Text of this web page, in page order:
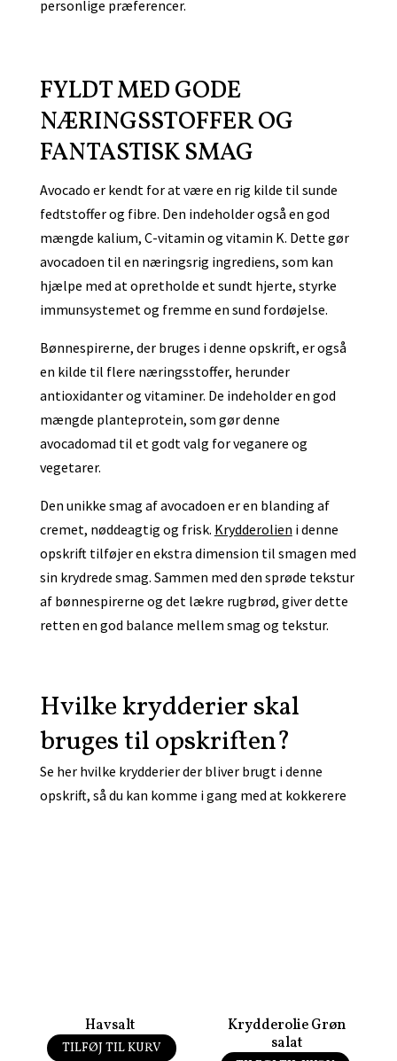
personlige præferencer.
FYLDT MED GODE
NÆRINGSSTOFFER OG
FANTASTISK SMAG
Avocado er kendt for at være en rig kilde til sunde
fedtstoffer og fibre. Den indeholder også en god
mængde kalium, C-vitamin og vitamin K. Dette gør
avocadoen til en næringsrig ingrediens, som kan
hjælpe med at opretholde et sundt hjerte, styrke
immunsystemet og fremme en sund fordøjelse.
Bønnespirerne, der bruges i denne opskrift, er også
en kilde til flere næringsstoffer, herunder
antioxidanter og vitaminer. De indeholder en god
mængde planteprotein, som gør denne
avocadomad til et godt valg for veganere og
vegetarer.
Den unikke smag af avocadoen er en blanding af
cremet, nøddeagtig og frisk. Krydderolien i denne
opskrift tilføjer en ekstra dimension til smagen med
sin krydrede smag. Sammen med den sprøde tekstur
af bønnespirerne og det lækre rugbrød, giver dette
retten en god balance mellem smag og tekstur.
Hvilke krydderier skal
bruges til opskriften?
Se her hvilke krydderier der bliver brugt i denne
opskrift, så du kan komme i gang med at kokkerere
Havsalt
40,00kr.
TILFØJ TIL KURV
Krydderolie Grøn
salat